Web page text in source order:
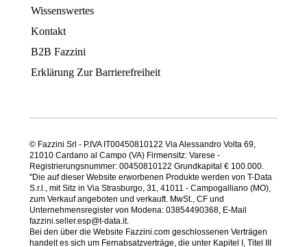
Wissenswertes
Kontakt
B2B Fazzini
Erklärung Zur Barrierefreiheit
© Fazzini Srl - P.IVA IT00450810122 Via Alessandro Volta 69,
21010 Cardano al Campo (VA) Firmensitz: Varese -
Registrierungsnummer: 00450810122 Grundkapital € 100.000.
"Die auf dieser Website erworbenen Produkte werden von T-Data
S.r.l., mit Sitz in Via Strasburgo, 31, 41011 - Campogalliano (MO),
zum Verkauf angeboten und verkauft. MwSt., CF und
Unternehmensregister von Modena: 03854490368, E-Mail
fazzini.seller.esp@t-data.it.
Bei den über die Website Fazzini.com geschlossenen Verträgen
handelt es sich um Fernabsatzverträge, die unter Kapitel I, Titel III